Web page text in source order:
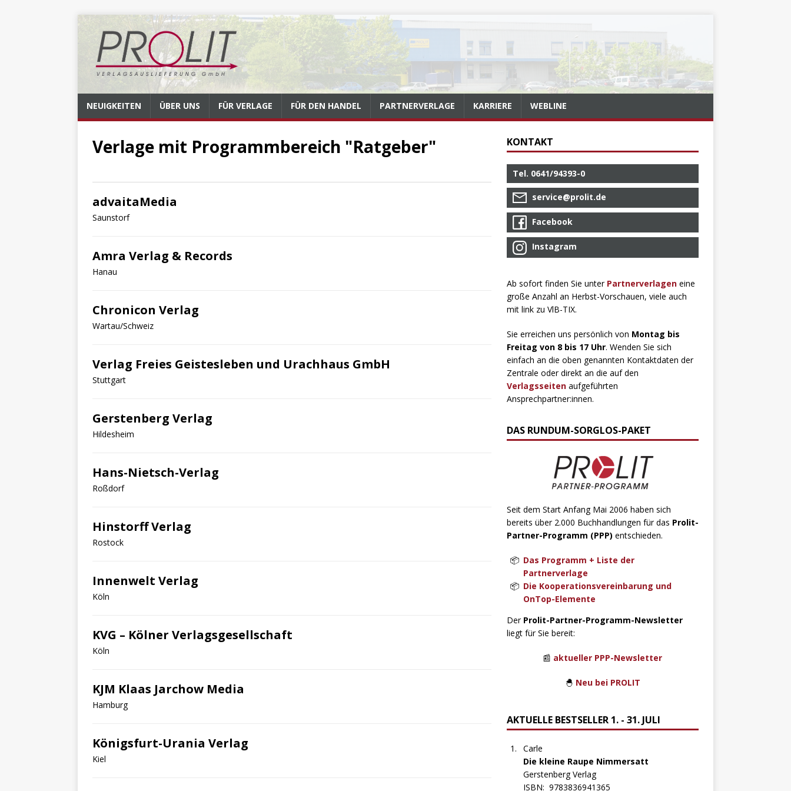
NEUIGKEITEN ÜBER UNS FÜR VERLAGE FÜR DEN HANDEL PARTNERVERLAGE KARRIERE WEBLINE
Verlage mit Programmbereich "Ratgeber"
advaitaMedia
Saunstorf
Amra Verlag & Records
Hanau
Chronicon Verlag
Wartau/Schweiz
Verlag Freies Geistesleben und Urachhaus GmbH
Stuttgart
Gerstenberg Verlag
Hildesheim
Hans-Nietsch-Verlag
Roßdorf
Hinstorff Verlag
Rostock
Innenwelt Verlag
Köln
KVG – Kölner Verlagsgesellschaft
Köln
KJM Klaas Jarchow Media
Hamburg
Königsfurt-Urania Verlag
Kiel
KONTAKT
Tel. 0641/94393-0
service@prolit.de
Facebook
Instagram
Ab sofort finden Sie unter Partnerverlageneine
große Anzahl an Herbst-Vorschauen, viele auch
mit link zu VlB-TIX.
Sie erreichen uns persönlich von Montag bis
Freitag von 8 bis 17 Uhr. Wenden Sie sich
einfach an die oben genannten Kontaktdaten der
Zentrale oder direkt an die auf den
Verlagsseitenaufgeführten
Ansprechpartner:innen.
DAS RUNDUM-SORGLOS-PAKET
Seit dem Start Anfang Mai 2006 haben sich
bereits über 2.000 Buchhandlungen für das Prolit-
Partner-Programm (PPP) entschieden.
Das Programm + Liste der
Partnerverlage
Die Kooperationsvereinbarung und
OnTop-Elemente
Der Prolit-Partner-Programm-Newsletter
liegt für Sie bereit:
📰 aktueller PPP-Newsletter
🐣 Neu bei PROLIT
AKTUELLE BESTSELLER 1. - 31. JULI
Carle
Die kleine Raupe Nimmersatt
Gerstenberg Verlag
ISBN: 9783836941365